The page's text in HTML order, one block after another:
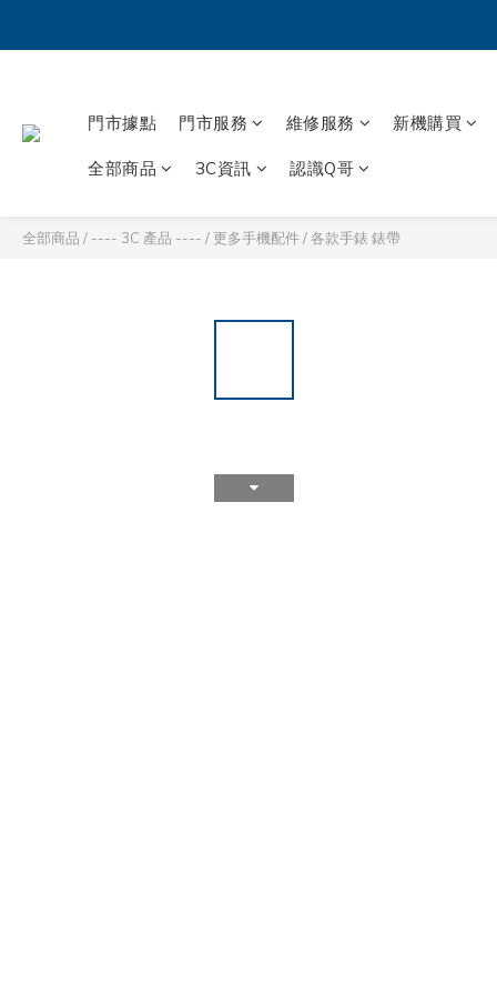
門市據點 門市服務 維修服務 新機購買
全部商品 3C資訊 認識Q哥
全部商品 / ---- 3C 產品 ---- /更多手機配件/各款手錶 錶帶